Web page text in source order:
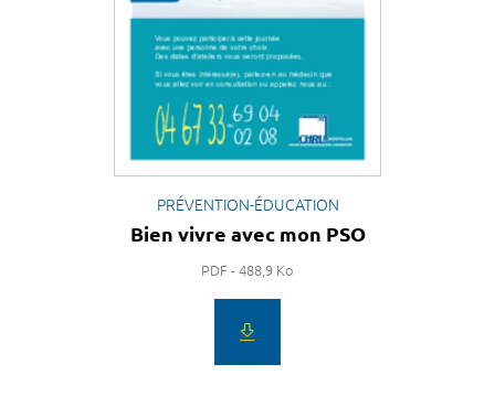
PRÉVENTION-ÉDUCATION
Bien vivre avec mon PSO
PDF - 488,9 Ko